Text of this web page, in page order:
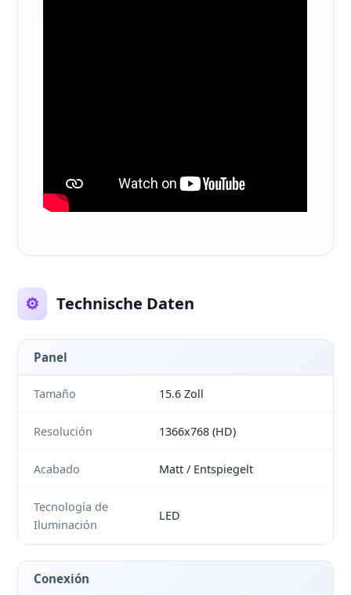
⚙️ Technische Daten
Panel
Tamaño 15.6 Zoll
Resolución 1366x768 (HD)
Acabado Matt / Entspiegelt
Tecnología de
Iluminación
LED
Conexión